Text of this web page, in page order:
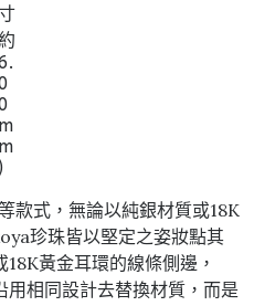
m
m
)
款式，無論以純銀材質或18K
珍珠皆以堅定之姿妝點其
18K黃金耳環的線條側邊，
相同設計去替換材質，而是